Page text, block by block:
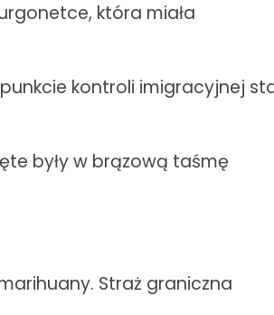
która miała
kontroli imigracyjnej
były w brązową taśmę
Straż graniczna